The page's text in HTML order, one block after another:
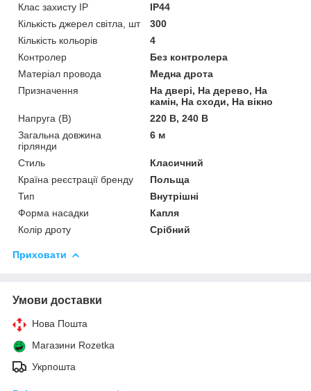
Клас захисту IP
IP44
Кількість джерел світла, шт
300
Кількість кольорів
4
Контролер
Без контролера
Матеріал провода
Медна дрота
Призначення
На двері, На дерево, На
камін, На сходи, На вікно
Напруга (В)
220 В, 240 В
Загальна довжина
гірлянди
6 м
Стиль
Класичний
Країна реєстрації бренду
Польща
Тип
Внутрішні
Форма насадки
Капля
Колір дроту
Срібний
Приховати
Умови доставки
Нова Пошта
Магазини Rozetka
Укрпошта